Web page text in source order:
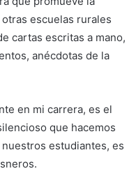
escuelas rurales
cartas escritas a mano,
anécdotas de la
en mi carrera, es el
que hacemos
estudiantes, es